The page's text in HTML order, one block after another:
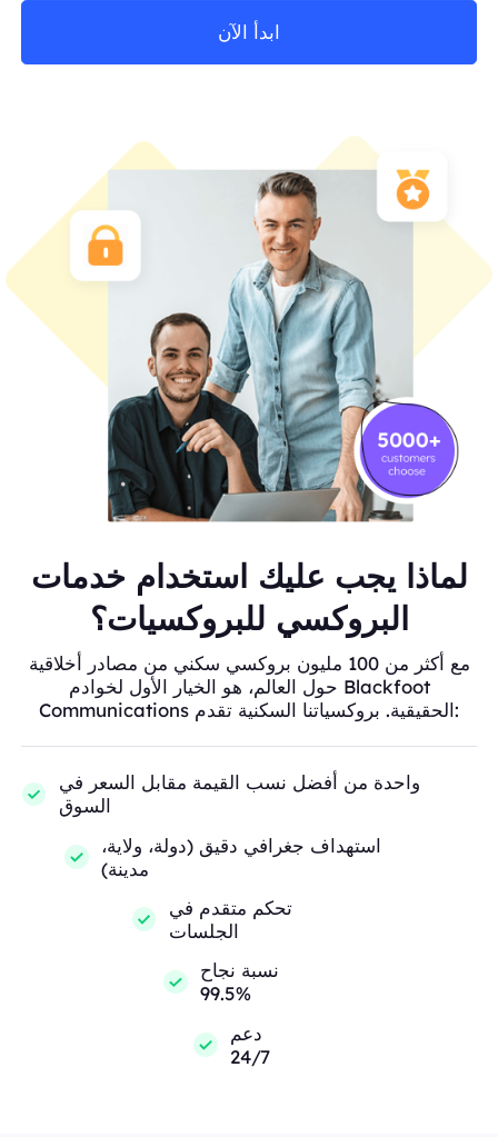
ابدأ الآن
لماذا يجب عليك استخدام خدمات
البروكسي للبروكسيات؟
مع أكثر من 100 مليون بروكسي سكني من مصادر أخلاقية
حول العالم، هو الخيار الأول لخوادم Blackfoot
Communications الحقيقية. بروكسياتنا السكنية تقدم:
واحدة من أفضل نسب القيمة مقابل السعر في
السوق
استهداف جغرافي دقيق (دولة، ولاية،
مدينة)
تحكم متقدم في
الجلسات
نسبة نجاح
99.5%
دعم
24/7